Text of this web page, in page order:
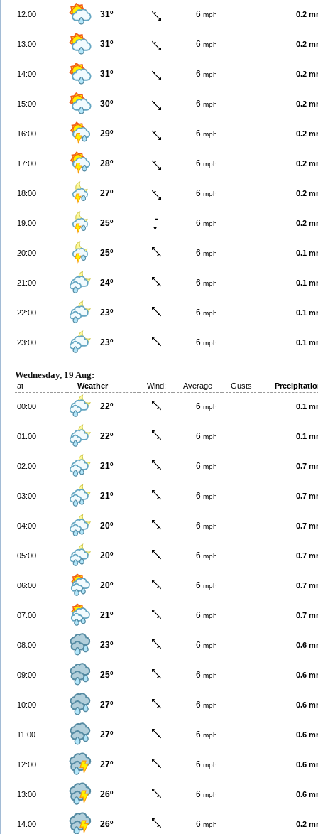
12:00 31º 6 mph 0.2
13:00 31º 6 mph 0.2
14:00 31º 6 mph 0.2
15:00 30º 6 mph 0.2
16:00 29º 6 mph 0.2
17:00 28º 6 mph 0.2
18:00 27º 6 mph 0.2
19:00 25º 6 mph 0.2
20:00 25º 6 mph 0.1
21:00 24º 6 mph 0.1
22:00 23º 6 mph 0.1
23:00 23º 6 mph 0.1
Wednesday, 19 Aug:
at Weather Wind: Average Gusts
00:00 22º 6 mph 0.1
01:00 22º 6 mph 0.1
02:00 21º 6 mph 0.7
03:00 21º 6 mph 0.7
04:00 20º 6 mph 0.7
05:00 20º 6 mph 0.7
06:00 20º 6 mph 0.7
07:00 21º 6 mph 0.7
08:00 23º 6 mph 0.6
09:00 25º 6 mph 0.6
10:00 27º 6 mph 0.6
11:00 27º 6 mph 0.6
12:00 27º 6 mph 0.6
13:00 26º 6 mph 0.6
14:00 26º 6 mph 0.2